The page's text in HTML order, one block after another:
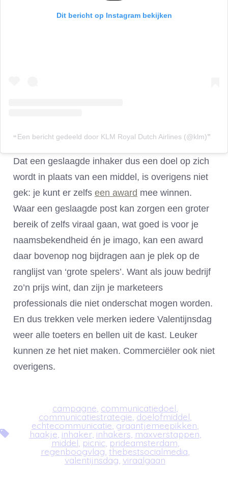
Dit bericht op Instagram bekijken
Een bericht gedeeld door KLM Royal Dutch Airlines (@klm)
Dat een geslaagde inhaker dus een doel op zich
wordt in plaats van een middel, is overigens niet
gek: je kunt er zelfs een award mee winnen.
Waar een geslaagde post kan zorgen een groter
bereik of zelfs viraal gaan, wat goed is voor je
naamsbekendheid én je imago, kan een award
daar bovenop nog bijdragen aan je plek op de
ranglijst van ‘grote spelers’. Want als jouw bedrijf
zo’n prijs wint, dan zijn je marketeers
professionals die niet onderschat mogen worden.
En dus trekken vele merken iedere Valentijnsdag
weer alle toeters en bellen uit de kast. Leuker
kunnen ze het niet maken. Commerciëler ook niet
overigens.
Tags
campagne communicatiedoel
communicatiestrategie doelofmiddel
echtecommunicatie graantjemeepikken
haakje inhaker, inhakers maxverstappen
middel picnic prideamsterdam
regenboogvlag thebestsocialmedia
valentijnsdag viraalgaan